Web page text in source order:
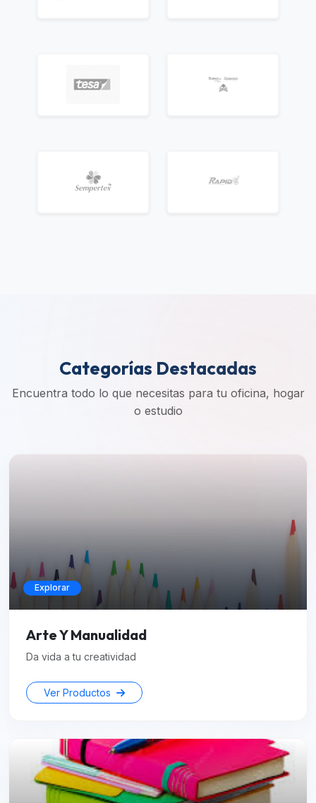
Categorías Destacadas
Encuentra todo lo que necesitas para tu oficina, hogar
o estudio
Explorar
Arte Y Manualidad
Da vida a tu creatividad
Ver Productos